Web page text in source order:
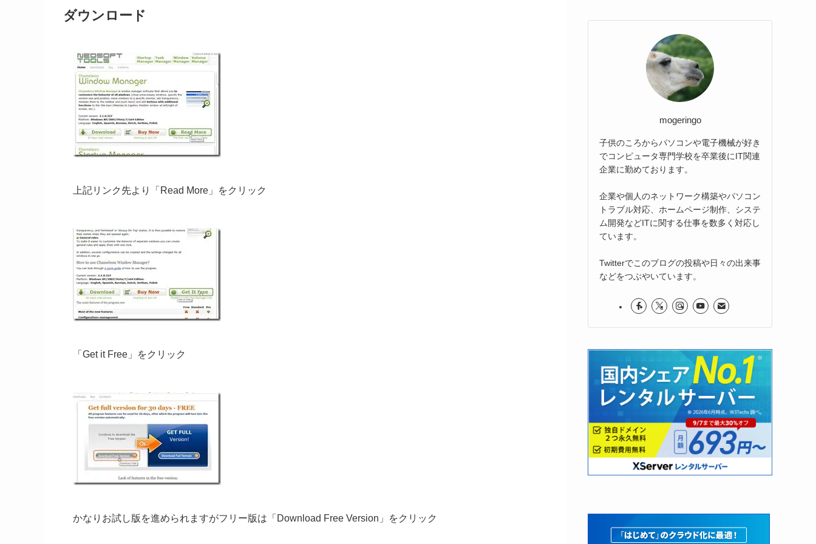
ダウンロード
上記リンク先より「Read More」をクリック
「Get it Free」をクリック
かなりお試し版を進められますがフリー版は「Download Free Version」をクリック
mogeringo
子供のころからパソコンや電子機械が好き
でコンピュータ専門学校を卒業後にIT関連
企業に勤めております。
企業や個人のネットワーク構築やパソコン
トラブル対応、ホームページ制作、システ
ム開発などITに関する仕事を数多く対応し
ています。
Twitterでこのブログの投稿や日々の出来事
などをつぶやいています。